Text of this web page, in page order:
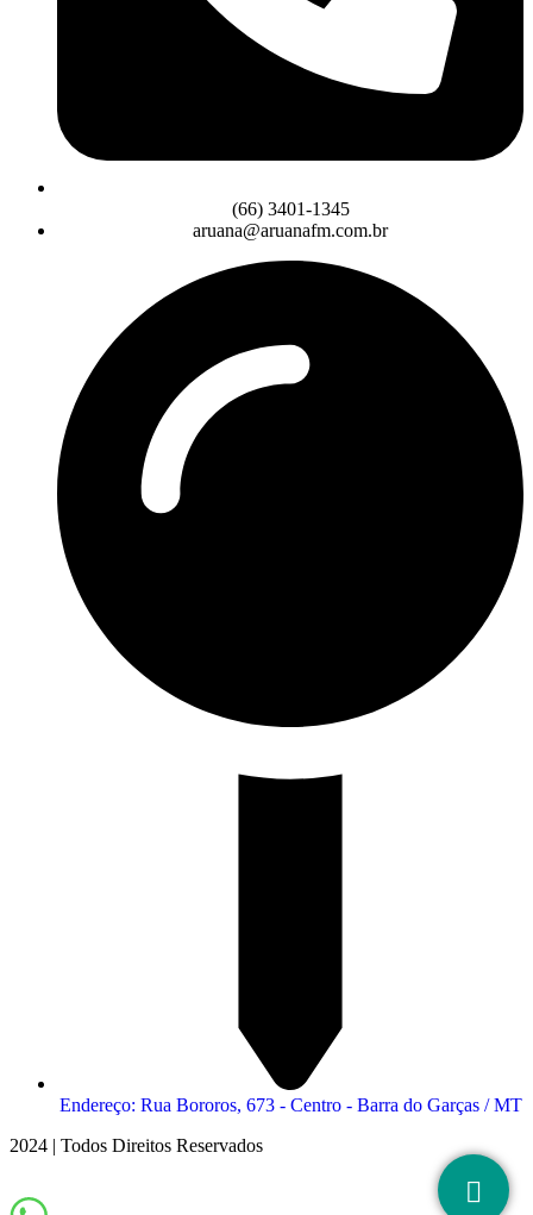
(66) 3401-1345
aruana@aruanafm.com.br
Endereço: Rua Bororos, 673 - Centro - Barra do Garças / MT
2024 | Todos Direitos Reservados